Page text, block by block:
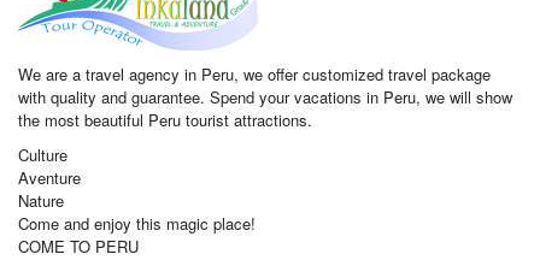
We are a travel agency in Peru, we offer customized travel package
with quality and guarantee. Spend your vacations in Peru, we will show
the most beautiful Peru tourist attractions.
Culture
Aventure
Nature
Come and enjoy this magic place!
COME TO PERU